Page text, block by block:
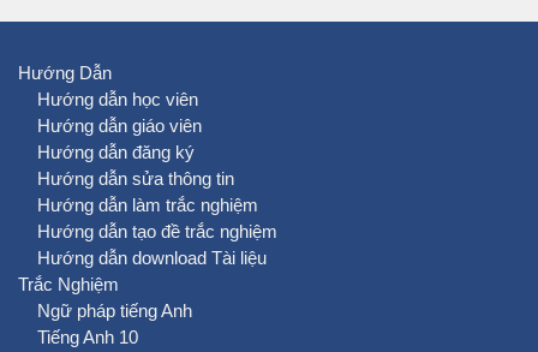
Hướng Dẫn
Hướng dẫn học viên
Hướng dẫn giáo viên
Hướng dẫn đăng ký
Hướng dẫn sửa thông tin
Hướng dẫn làm trắc nghiệm
Hướng dẫn tạo đề trắc nghiệm
Hướng dẫn download Tài liệu
Trắc Nghiệm
Ngữ pháp tiếng Anh
Tiếng Anh 10